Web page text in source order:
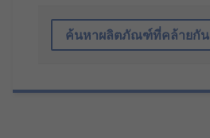
ค้นหาผลิตภัณฑ์ที่คล้ายกัน